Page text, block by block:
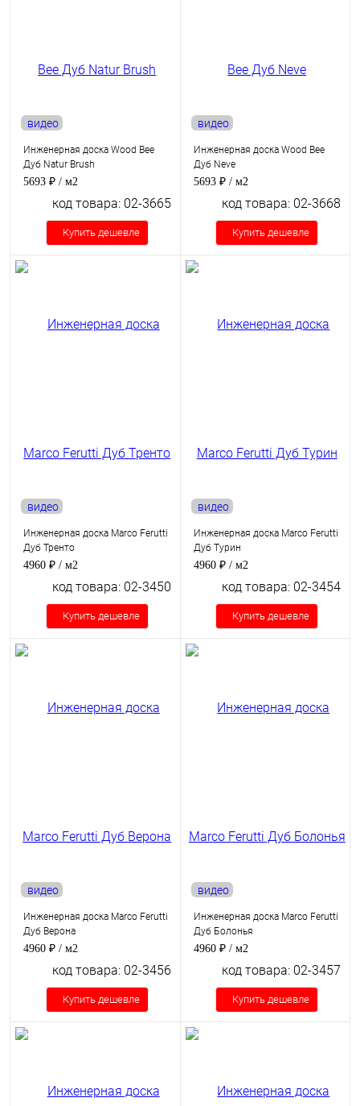
видео
Инженерная доска Wood Bee
Дуб Natur Brush
5693 ₽ / м2
код товара: 02-3665
Купить дешевле
видео
Инженерная доска Wood Bee
Дуб Neve
5693 ₽ / м2
код товара: 02-3668
Купить дешевле
видео
Инженерная доска Marco Ferutti
Дуб Тренто
4960 ₽ / м2
код товара: 02-3450
Купить дешевле
видео
Инженерная доска Marco Ferutti
Дуб Турин
4960 ₽ / м2
код товара: 02-3454
Купить дешевле
видео
Инженерная доска Marco Ferutti
Дуб Верона
4960 ₽ / м2
код товара: 02-3456
Купить дешевле
видео
Инженерная доска Marco Ferutti
Дуб Болонья
4960 ₽ / м2
код товара: 02-3457
Купить дешевле